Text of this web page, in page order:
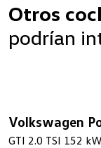
Otros
podrían
Volkswagen
GTI 2.0 TSI 152